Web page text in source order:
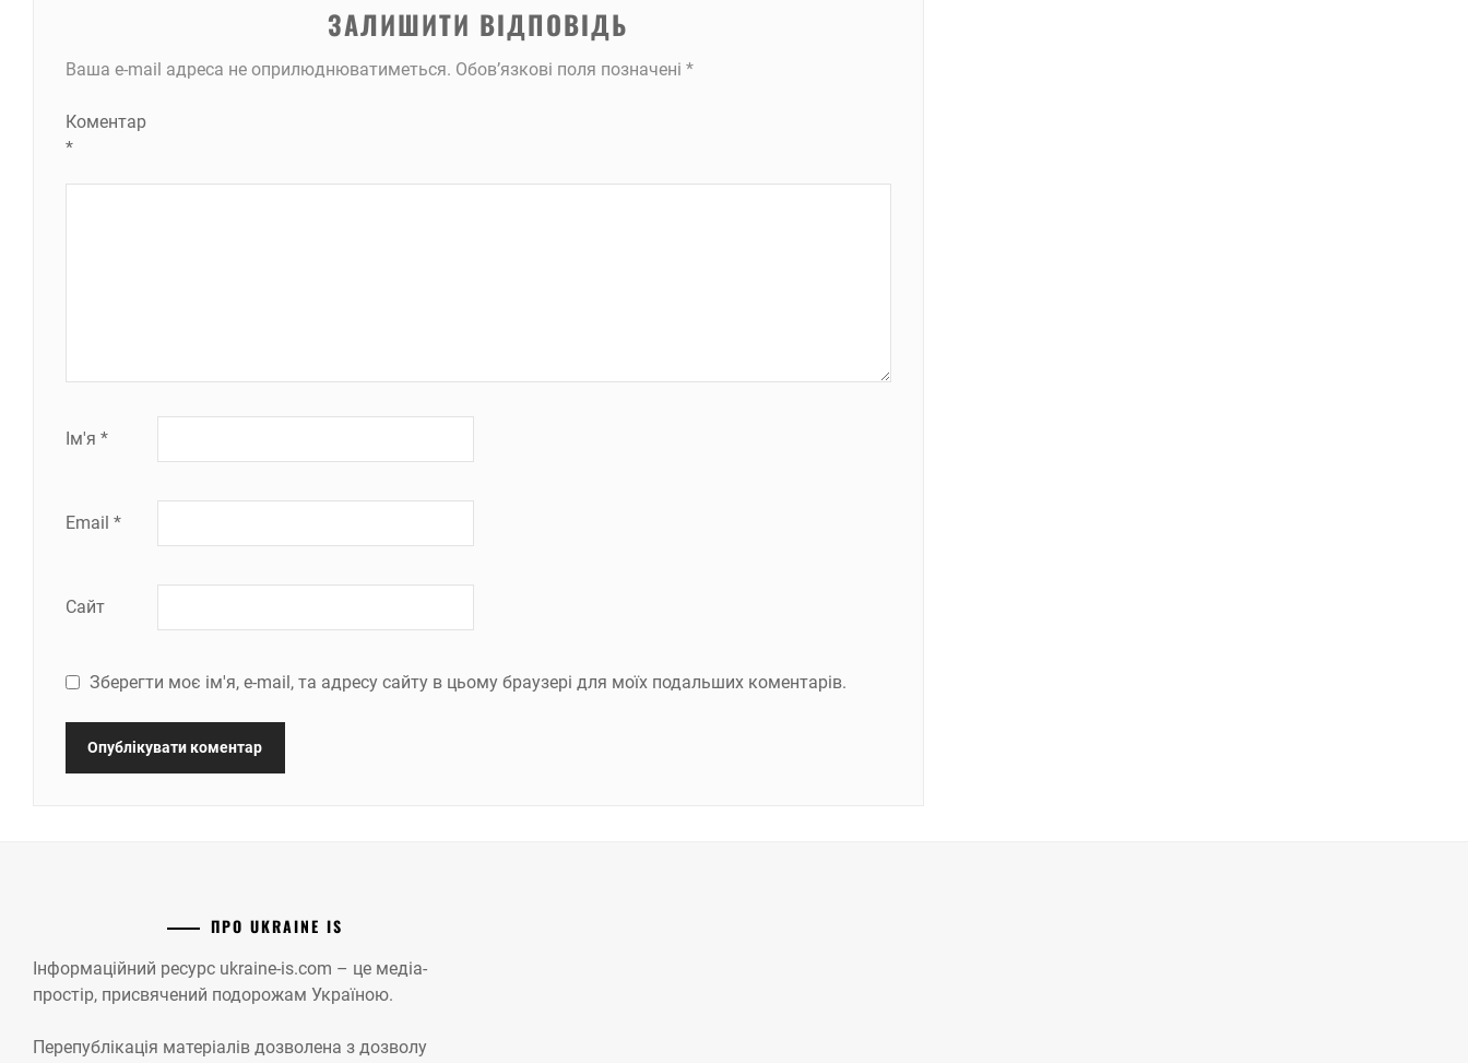
ЗАЛИШИТИ ВІДПОВІДЬ
Ваша e-mail адреса не оприлюднюватиметься. Обов’язкові поля позначені *
Коментар
*
Ім'я *
Email *
Сайт
Зберегти моє ім'я, e-mail, та адресу сайту в цьому браузері для моїх подальших коментарів.
ПРО UKRAINE IS
Інформаційний ресурс ukraine-is.com – це медіа-
простір, присвячений подорожам Україною.
Перепублікація матеріалів дозволена з дозволу